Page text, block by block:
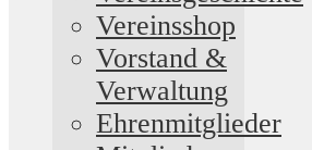
Vereinsshop
Vorstand &
Verwaltung
Ehrenmitglieder